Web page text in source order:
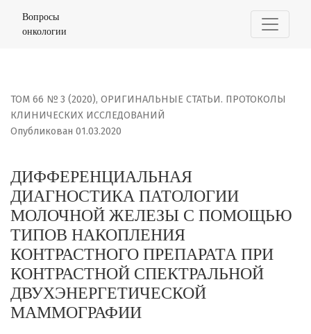
ДИФФЕРЕНЦИАЛЬНАЯ ДИАГНОСТИКА ПАТОЛОГИИ
Вопросы
онкологии
ТОМ 66 № 3 (2020), ОРИГИНАЛЬНЫЕ СТАТЬИ. ПРОТОКОЛЫ
КЛИНИЧЕСКИХ ИССЛЕДОВАНИЙ
ДИФФЕРЕНЦИАЛЬНАЯ
ДИАГНОСТИКА ПАТОЛОГИИ
МОЛОЧНОЙ ЖЕЛЕЗЫ С ПОМОЩЬЮ
ТИПОВ НАКОПЛЕНИЯ
КОНТРАСТНОГО ПРЕПАРАТА ПРИ
КОНТРАСТНОЙ СПЕКТРАЛЬНОЙ
ДВУХЭНЕРГЕТИЧЕСКОЙ
МАММОГРАФИИ
Опубликован 01.03.2020